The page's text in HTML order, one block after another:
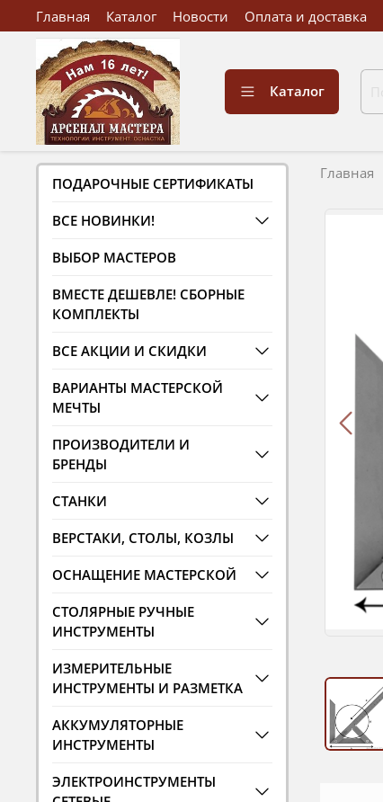
Главная Каталог Новости Оплата и доставка
Каталог
Главная
ПОДАРОЧНЫЕ СЕРТИФИКАТЫ
ВСЕ НОВИНКИ!
ВЫБОР МАСТЕРОВ
ВМЕСТЕ ДЕШЕВЛЕ! СБОРНЫЕ
КОМПЛЕКТЫ
ВСЕ АКЦИИ И СКИДКИ
ВАРИАНТЫ МАСТЕРСКОЙ
МЕЧТЫ
ПРОИЗВОДИТЕЛИ И
БРЕНДЫ
СТАНКИ
ВЕРСТАКИ, СТОЛЫ, КОЗЛЫ
ОСНАЩЕНИЕ МАСТЕРСКОЙ
СТОЛЯРНЫЕ РУЧНЫЕ
ИНСТРУМЕНТЫ
ИЗМЕРИТЕЛЬНЫЕ
ИНСТРУМЕНТЫ И РАЗМЕТКА
АККУМУЛЯТОРНЫЕ
ИНСТРУМЕНТЫ
ЭЛЕКТРОИНСТРУМЕНТЫ